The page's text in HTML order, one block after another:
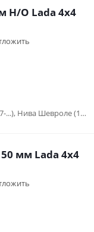
Н/О Lada 4x4
Lada Niva Travel (2021-...), Нива (1977-...), Нива Шевроле (1998-2020)
мм Lada 4x4